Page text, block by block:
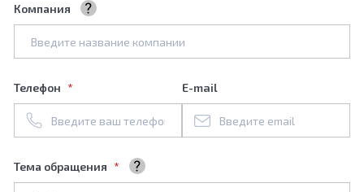
Компания
Телефон E-mail
Тема обращения
Выберите тему обращения